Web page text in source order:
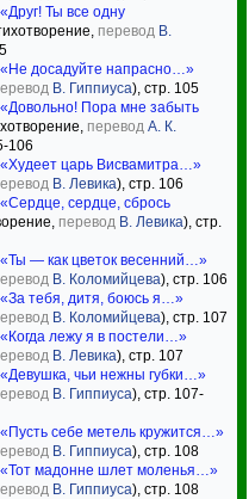
«Друг! Ты все одну
перевод В.
«Не досадуйте напрасно…»
В. Гиппиуса), стр. 105
«Довольно! Пора мне забыть
перевод А. К.
106
«Худеет царь Висвамитра…»
В. Левика), стр. 106
«Сердце, сердце, сбрось
перевод В. Левика), стр.
«Ты — как цветок весенний…»
В. Коломийцева), стр. 106
«За тебя, дитя, боюсь я…»
В. Коломийцева), стр. 107
«Когда лежу я в постели…»
В. Левика), стр. 107
«Девушка, чьи нежны губки…»
В. Гиппиуса), стр. 107-
«Пусть себе метель кружится…»
В. Гиппиуса), стр. 108
«Тот мадонне шлет моленья…»
В. Гиппиуса), стр. 108